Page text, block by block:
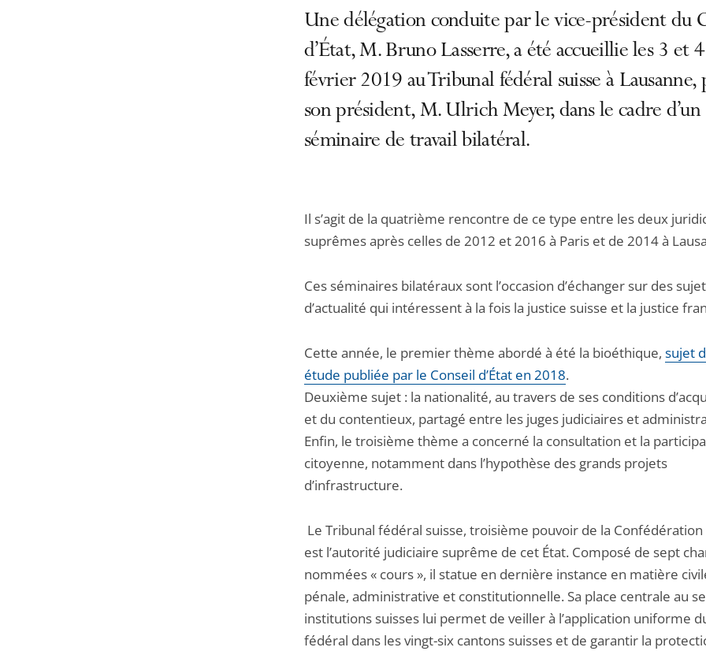
Une délégation conduite par le vice-président du
d’État, M. Bruno Lasserre, a été accueillie les 3 et 4
février 2019 au Tribunal fédéral suisse à Lausanne,
son président, M. Ulrich Meyer, dans le cadre d’un
séminaire de travail bilatéral.
Il s’agit de la quatrième rencontre de ce type entre les deux
suprêmes après celles de 2012 et 2016 à Paris et de 2014 à
Ces séminaires bilatéraux sont l’occasion d’échanger sur des
d’actualité qui intéressent à la fois la justice suisse et la justice
Cette année, le premier thème abordé à été la bioéthique, sujet
étude publiée par le Conseil d’État en 2018.
Deuxième sujet : la nationalité, au travers de ses conditions
et du contentieux, partagé entre les juges judiciaires et
Enfin, le troisième thème a concerné la consultation et la
citoyenne, notamment dans l’hypothèse des grands projets
d’infrastructure.
Le Tribunal fédéral suisse, troisième pouvoir de la Confédération
est l’autorité judiciaire suprême de cet État. Composé de sept
nommées « cours », il statue en dernière instance en matière
pénale, administrative et constitutionnelle. Sa place centrale au
institutions suisses lui permet de veiller à l’application uniforme
fédéral dans les vingt-six cantons suisses et de garantir la